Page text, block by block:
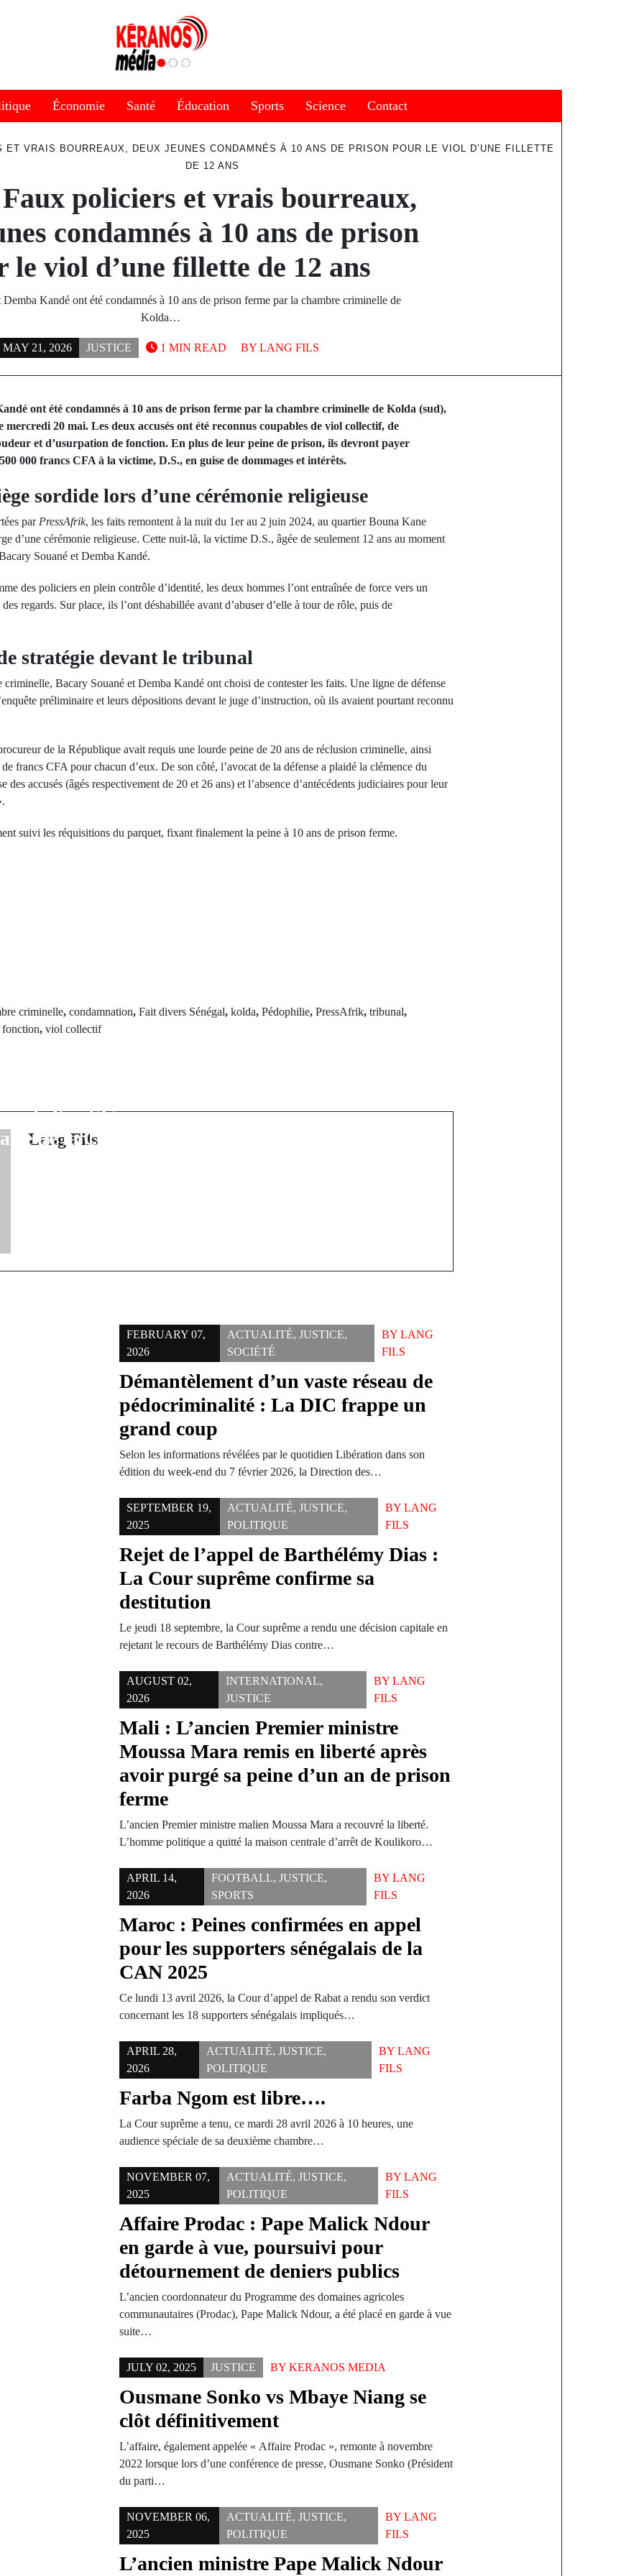
Économie Santé Éducation Sports Science Contact
ET VRAIS BOURREAUX, DEUX JEUNES CONDAMNÉS À 10 ANS DE PRISON POUR LE VIOL D’UNE FILLETTE
DE 12 ANS
policiers et vrais bourreaux,
condamnés à 10 ans de prison
le viol d’une fillette de 12 ans
Demba Kandé ont été condamnés à 10 ans de prison ferme par la chambre criminelle de
Kolda…
MAY 21, 2026 JUSTICE BY LANG FILS
1 MIN READ
ont été condamnés à 10 ans de prison ferme par la chambre criminelle de Kolda (sud),
mercredi 20 mai. Les deux accusés ont été reconnus coupables de viol collectif, de
et d’usurpation de fonction. En plus de leur peine de prison, ils devront payer
000 francs CFA à la victime, D.S., en guise de dommages et intérêts.
sordide lors d’une cérémonie religieuse
par PressAfrik, les faits remontent à la nuit du 1er au 2 juin 2024, au quartier Bouna Kane
d’une cérémonie religieuse. Cette nuit-là, la victime D.S., âgée de seulement 12 ans au moment
Souané et Demba Kandé.
des policiers en plein contrôle d’identité, les deux hommes l’ont entraînée de force vers un
regards. Sur place, ils l’ont déshabillée avant d’abuser d’elle à tour de rôle, puis de
stratégie devant le tribunal
criminelle, Bacary Souané et Demba Kandé ont choisi de contester les faits. Une ligne de défense
préliminaire et leurs dépositions devant le juge d’instruction, où ils avaient pourtant reconnu
de la République avait requis une lourde peine de 20 ans de réclusion criminelle, ainsi
francs CFA pour chacun d’eux. De son côté, l’avocat de la défense a plaidé la clémence du
des accusés (âgés respectivement de 20 et 26 ans) et l’absence d’antécédents judiciaires pour leur
suivi les réquisitions du parquet, fixant finalement la peine à 10 ans de prison ferme.
criminelle, condamnation, Fait divers Sénégal, kolda, Pédophilie, PressAfrik, tribunal,
fonction, viol collectif
: Le
de l'ex-SG
de la CAF
Lang Fils
FEBRUARY 07,
2026
ACTUALITÉ,JUSTICE,
SOCIÉTÉ
BYLANG
FILS
Démantèlement d’un vaste réseau de
pédocriminalité : La DIC frappe un
grand coup
Selon les informations révélées par le quotidien Libération dans son
édition du week-end du 7 février 2026, la Direction des…
SEPTEMBER 19,
2025
ACTUALITÉ,JUSTICE,
POLITIQUE
BY LANG
FILS
Rejet de l’appel de Barthélémy Dias :
La Cour suprême confirme sa
destitution
Le jeudi 18 septembre, la Cour suprême a rendu une décision capitale en
rejetant le recours de Barthélémy Dias contre…
AUGUST 02,
2026
INTERNATIONAL,
JUSTICE
BYLANG
FILS
Mali : L’ancien Premier ministre
Moussa Mara remis en liberté après
avoir purgé sa peine d’un an de prison
ferme
L’ancien Premier ministre malien Moussa Mara a recouvré la liberté.
L’homme politique a quitté la maison centrale d’arrêt de Koulikoro…
APRIL 14,
2026
FOOTBALL, JUSTICE,
SPORTS
BYLANG
FILS
Maroc : Peines confirmées en appel
pour les supporters sénégalais de la
CAN 2025
Ce lundi 13 avril 2026, la Cour d’appel de Rabat a rendu son verdict
concernant les 18 supporters sénégalais impliqués…
APRIL 28,
2026
ACTUALITÉ,JUSTICE,
POLITIQUE
BYLANG
FILS
Farba Ngom est libre….
La Cour suprême a tenu, ce mardi 28 avril 2026 à 10 heures, une
audience spéciale de sa deuxième chambre…
NOVEMBER 07,
2025
ACTUALITÉ,JUSTICE,
POLITIQUE
BY LANG
FILS
Affaire Prodac : Pape Malick Ndour
en garde à vue, poursuivi pour
détournement de deniers publics
L’ancien coordonnateur du Programme des domaines agricoles
communautaires (Prodac), Pape Malick Ndour, a été placé en garde à vue
suite…
JULY 02, 2025 JUSTICE BYKERANOS MEDIA
Ousmane Sonko vs Mbaye Niang se
clôt définitivement
L’affaire, également appelée « Affaire Prodac », remonte à novembre
2022 lorsque lors d’une conférence de presse, Ousmane Sonko (Président
du parti…
NOVEMBER 06,
2025
ACTUALITÉ,JUSTICE,
POLITIQUE
BY LANG
FILS
L’ancien ministre Pape Malick Ndour